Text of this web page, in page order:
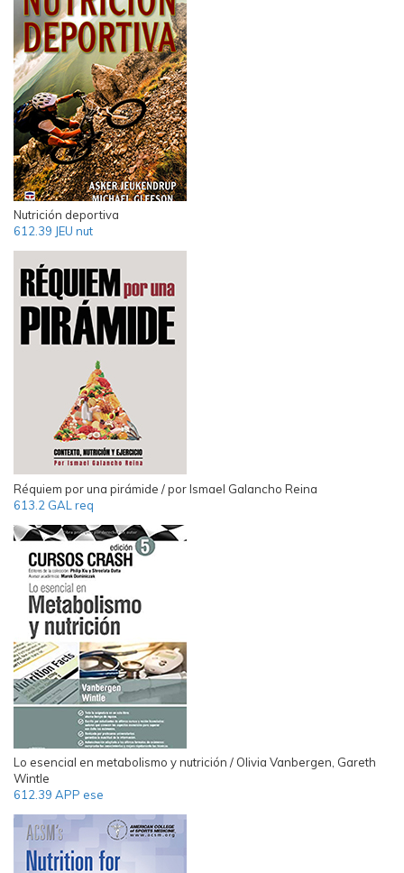
Nutrición deportiva
612.39 JEU nut
Réquiem por una pirámide / por Ismael Galancho Reina
613.2 GAL req
Lo esencial en metabolismo y nutrición / Olivia Vanbergen, Gareth
Wintle
612.39 APP ese